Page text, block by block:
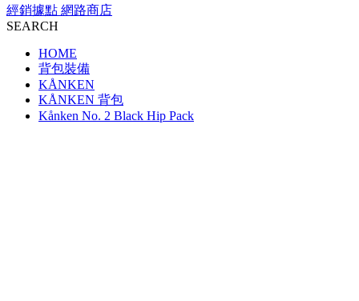
經銷據點 網路商店
SEARCH
HOME
背包裝備
KÅNKEN
KÅNKEN 背包
Kånken No. 2 Black Hip Pack